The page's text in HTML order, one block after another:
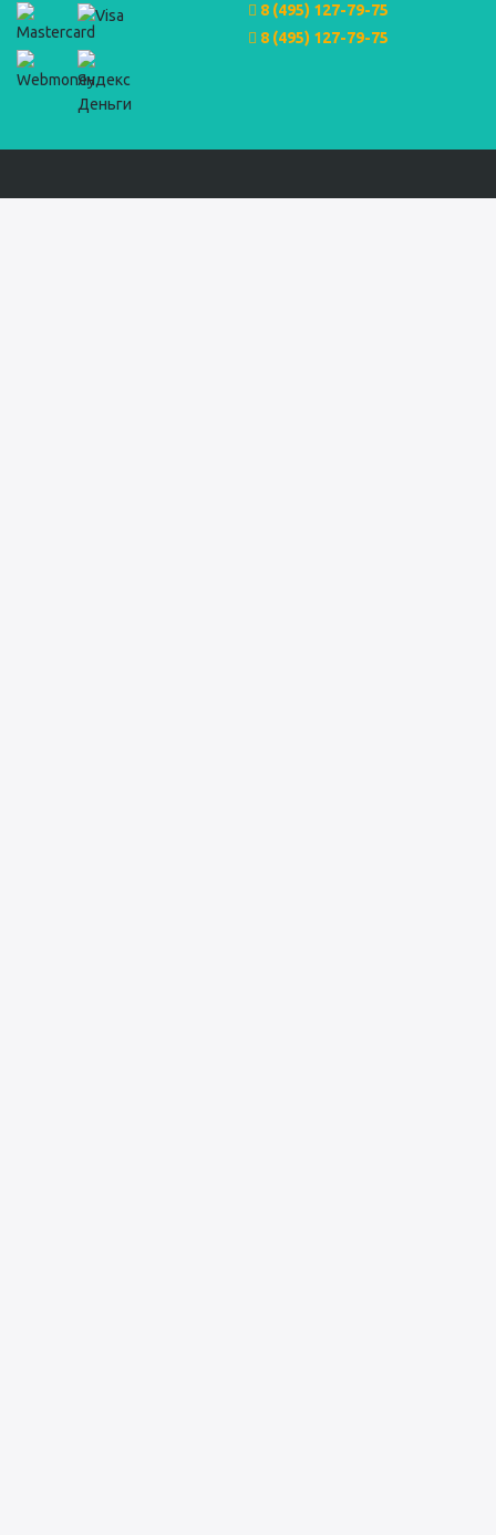
8 (495) 127-79-75
8 (495) 127-79-75